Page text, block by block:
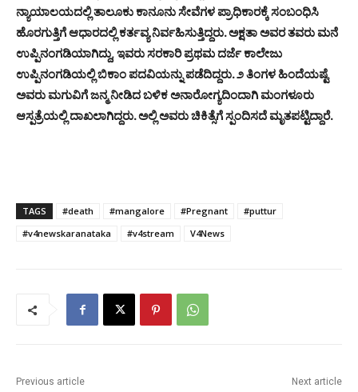
ನ್ಯಾಯಾಲಯದಲ್ಲಿ ತಾಲೂಕು ಕಾನೂನು ಸೇವೆಗಳ ಪ್ರಾಧಿಕಾರಕ್ಕೆ ಸಂಬಂಧಿಸಿ
ಹೊರಗುತ್ತಿಗೆ ಆಧಾರದಲ್ಲಿ ಕರ್ತವ್ಯ ನಿರ್ವಹಿಸುತ್ತಿದ್ದರು. ಅಕ್ಷತಾ ಅವರ ತವರು ಮನೆ
ಉಪ್ಪಿನಂಗಡಿಯಾಗಿದ್ದು, ಇವರು ಸರಕಾರಿ ಪ್ರಥಮ ದರ್ಜೆ ಕಾಲೇಜು
ಉಪ್ಪಿನಂಗಡಿಯಲ್ಲಿ ಬಿಕಾಂ ಪದವಿಯನ್ನು ಪಡೆದಿದ್ದರು. ೨ ತಿಂಗಳ ಹಿಂದೆಯಷ್ಟೆ
ಅವರು ಮಗುವಿಗೆ ಜನ್ಮ ನೀಡಿದ ಬಳಿಕ ಅನಾರೋಗ್ಯದಿಂದಾಗಿ ಮಂಗಳೂರು
ಆಸ್ಪತ್ರೆಯಲ್ಲಿ ದಾಖಲಾಗಿದ್ದರು. ಅಲ್ಲಿ ಅವರು ಚಿಕಿತ್ಸೆಗೆ ಸ್ಪಂದಿಸದೆ ಮೃತಪಟ್ಟಿದ್ದಾರೆ.
TAGS #death #mangalore #Pregnant
#puttur
#v4newskaranataka
#v4stream V4News
Previous article Next article